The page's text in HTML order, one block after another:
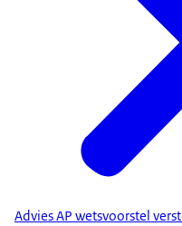
Advies AP wetsvoorstel